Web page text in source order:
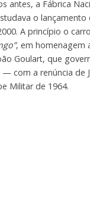
antes, a Fábrica
o lançamento
A princípio o
, em homenagem
Goulart, que
— com a renúncia de
Militar de 1964.